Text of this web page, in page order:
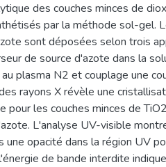
des couches minces de
par la méthode sol-gel.
sont déposées selon trois
de source d'azote dans la
plasma N2 et couplage une
rayons X révèle une
pour les couches minces de
L'analyse UV-visible
une opacité dans la région UV
de bande interdite